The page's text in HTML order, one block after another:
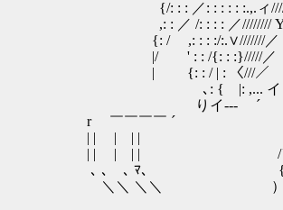
{/: : : ／: : : : : :.,.ィ////＞}
,: : ／ /: : : : ／////////
{: / ,: : : :/:.∨///////／ |/|
|/ ' : : /{: : :}/////／
| {: : / | : 〈///／
､: { |: ,... イ ＿
りイ--- ´ ＼＿
r ￣￣￣￣ ´ /＿_/ //
| | | | | 〈＿ / // ﾏﾑ＼
| | | | | /⌒＼/ // ﾏﾑ
､ ､ ､ ﾏ､ {＿ / //
＼＼ ＼＼ ） /